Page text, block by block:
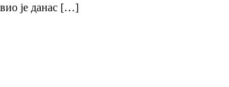
је данас […]